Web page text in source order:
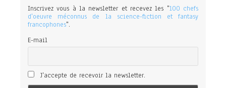
Inscrivez vous à la newsletter et recevez les "100 chefs
d'oeuvre méconnus de la science-fiction et fantasy
francophones".
E-mail
J'accepte de recevoir la newsletter.